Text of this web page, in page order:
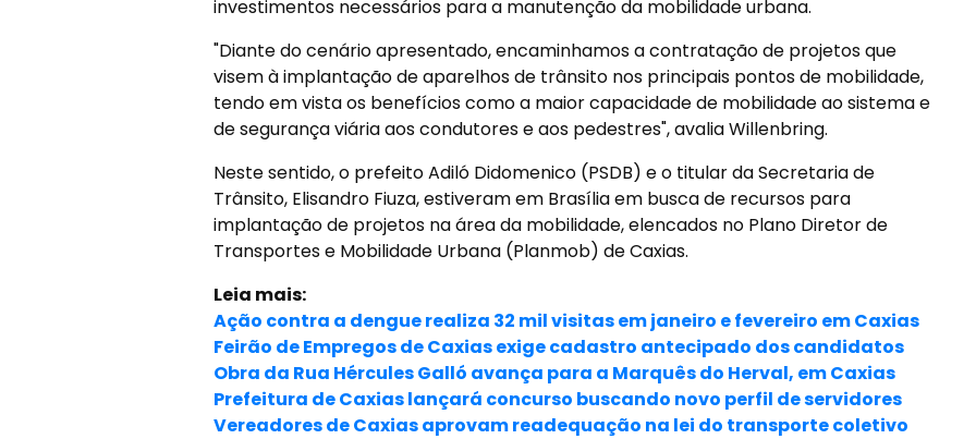
investimentos necessários para a manutenção da mobilidade urbana.
"Diante do cenário apresentado, encaminhamos a contratação de projetos que
visem à implantação de aparelhos de trânsito nos principais pontos de mobilidade,
tendo em vista os benefícios como a maior capacidade de mobilidade ao sistema e
de segurança viária aos condutores e aos pedestres", avalia Willenbring.
Neste sentido, o prefeito Adiló Didomenico (PSDB) e o titular da Secretaria de
Trânsito, Elisandro Fiuza, estiveram em Brasília em busca de recursos para
implantação de projetos na área da mobilidade, elencados no Plano Diretor de
Transportes e Mobilidade Urbana (Planmob) de Caxias.
Leia mais:
Ação contra a dengue realiza 32 mil visitas em janeiro e fevereiro em Caxias
Feirão de Empregos de Caxias exige cadastro antecipado dos candidatos
Obra da Rua Hércules Galló avança para a Marquês do Herval, em Caxias
Prefeitura de Caxias lançará concurso buscando novo perfil de servidores
Vereadores de Caxias aprovam readequação na lei do transporte coletivo